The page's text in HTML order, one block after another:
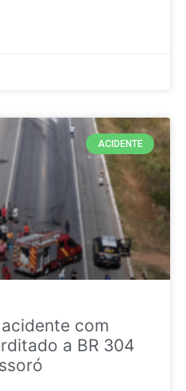
ACIDENTE
com
a BR 304